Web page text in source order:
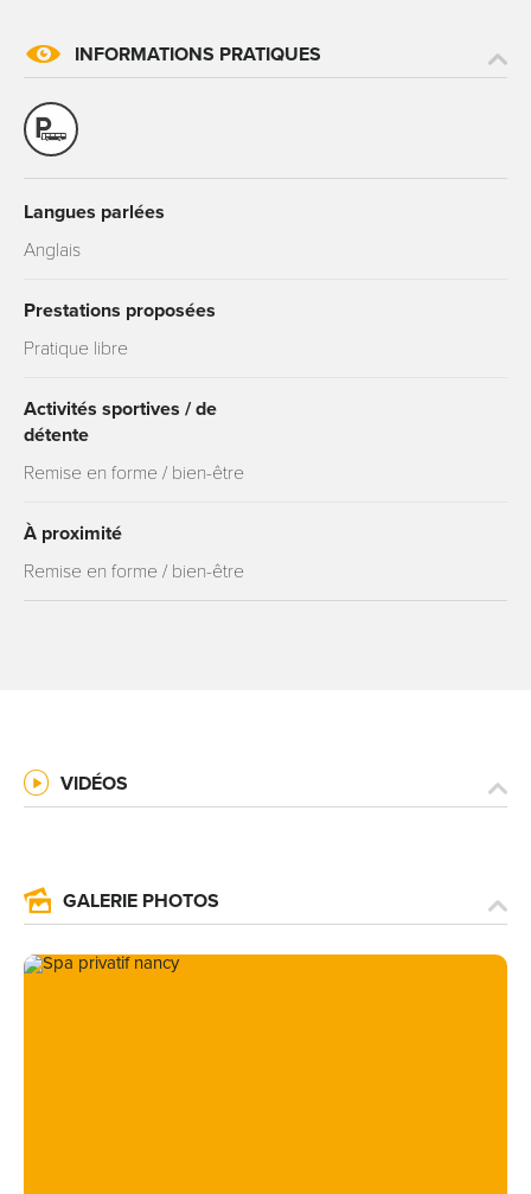
INFORMATIONS PRATIQUES
Langues parlées
Anglais
Prestations proposées
Pratique libre
Activités sportives / de
détente
Remise en forme / bien-être
À proximité
Remise en forme / bien-être
VIDÉOS
GALERIE PHOTOS